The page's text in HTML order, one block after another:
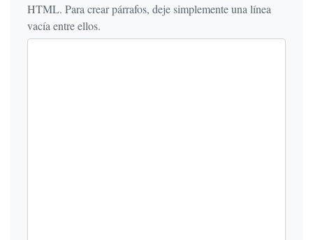
HTML. Para crear párrafos, deje simplemente una línea
vacía entre ellos.